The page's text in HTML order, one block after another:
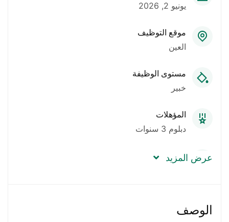
يونيو 2, 2026
موقع التوظيف
العين
مستوى الوظيفة
خبير
المؤهلات
دبلوم 3 سنوات
العدد المطلوب
ذكر
عرض المزيد
الوصف